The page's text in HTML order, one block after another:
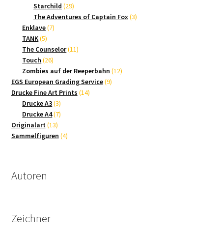
Produkte
Starchild 2929
Produkte
The Adventures of Captain Fox 33
Enklave 77
TANK 55
Produkte
The Counselor 1111
Touch 2626
Produkte
Zombies auf der Reeperbahn 1212
EGS European Grading Service 99
Drucke Fine Art Prints 1414
Drucke A3 33
Produkte
Drucke A4 77
Originalart 1313
Produkte
Sammelfiguren 44
Autoren
Zeichner